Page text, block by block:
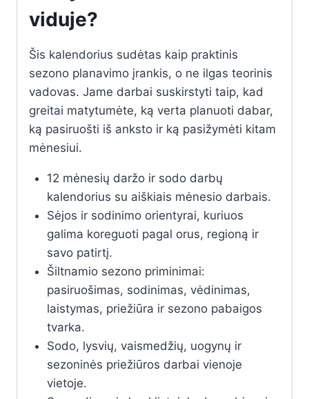
viduje?
Šis kalendorius sudėtas kaip praktinis
sezono planavimo įrankis, o ne ilgas teorinis
vadovas. Jame darbai suskirstyti taip, kad
greitai matytumėte, ką verta planuoti dabar,
ką pasiruošti iš anksto ir ką pasižymėti kitam
mėnesiui.
12 mėnesių daržo ir sodo darbų
kalendorius su aiškiais mėnesio darbais.
Sėjos ir sodinimo orientyrai, kuriuos
galima koreguoti pagal orus, regioną ir
savo patirtį.
Šiltnamio sezono priminimai:
pasiruošimas, sodinimas, vėdinimas,
laistymas, priežiūra ir sezono pabaigos
tvarka.
Sodo, lysvių, vaismedžių, uogynų ir
sezoninės priežiūros darbai vienoje
vietoje.